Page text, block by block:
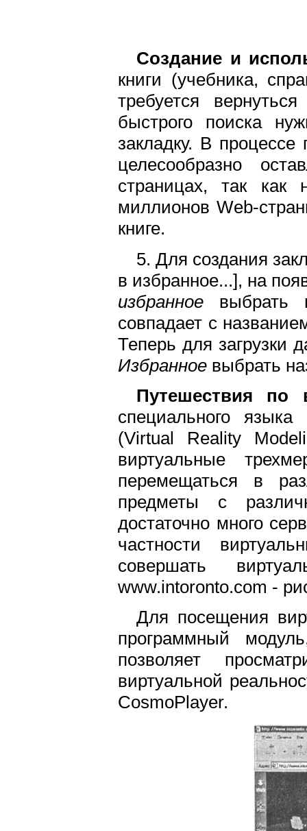
Создание и
книги (учебника,
требуется
быстрого поиска
закладку. В
целесообразно
страницах, так как
миллионов Web-
книге.
5. Для создания
в избранное...], на
избранное выбрать
совпадает с
Теперь для загрузки
Избранное выбрать
Путешествия по
специального языка
(Virtual Reality
виртуальные
перемещаться в
предметы с
достаточно много
частности
совершать
www.intoronto.com -
Для посещения
программный
позволяет
виртуальной
CosmoPlayer.